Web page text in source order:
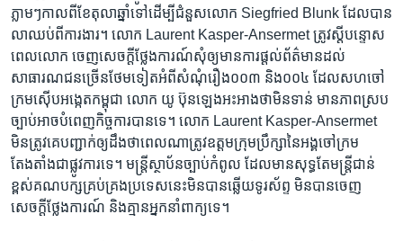
ភ្លាមៗ​កាល​ពីខែ​តុលា​ឆ្នាំទៅ​ដើម្បី​ជំនួស​លោក Siegfried Blunk ​ដែល​បាន​
លាឈប់​ពី​ការងារ។​ លោក ​Laurent Kasper-Ansermet​ ត្រូវស្តីបន្ទោស​
ពេល​លោក ​ចេញ​សេចក្តី​ថ្លែងការណ៍​សុំឲ្យ​មាន​ការផ្តល់​ព័ត៌មាន​ដល់​
សាធារណជន​ច្រើន​ថែម​ទៀត​អំពី​សំណុំរឿង​០០៣​ និង​០០៤​ ដែល​សហ​ចៅ
ក្រម​ស៊ើបអង្កេត​កម្ពុជា​ លោក ​យូ ប៊ុនឡេង​អះអាងថា​មិនទាន់​ មានភាព​ស្រប
ច្បាប់​អាចបំពេញ​កិច្ចការ​បាន​ទេ។ ​លោក​ Laurent Kasper-Ansermet ​
មិនត្រូវ​គេបញ្ជាក់​ឲ្យដឹងថា​ពេលណា​ត្រូវ​ឧត្តម​ក្រុមប្រឹក្សា​នៃ​អង្គចៅក្រម​
តែងតាំងជា​ផ្លូវការ​ទេ។​ មន្ត្រីស្ថាប័ន​ច្បាប់​កំពូល ​ដែល​មាន​សុទ្ធ​តែ​មន្ត្រី​ជាន់
ខ្ពស់​គណបក្ស​គ្រប់គ្រង​ប្រទេស​នេះ​មិនបាន​ឆ្លើយ​ទូរស័ព្ទ​ មិន​បាន​ចេញ​
សេចក្តី​ថ្លែងការណ៍​ និង​គ្មាន​អ្នកនាំពាក្យ​ទេ។